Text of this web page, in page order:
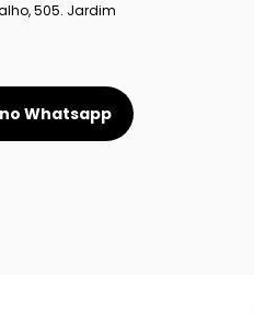
505. Jardim
Whatsapp